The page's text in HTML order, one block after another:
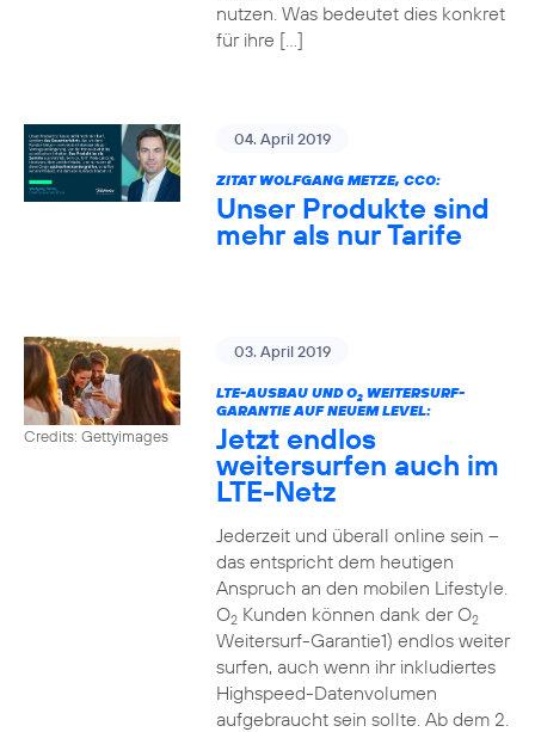
nutzen. Was bedeutet dies konkret
für ihre […]
04. April 2019
ZITAT WOLFGANG METZE, CCO:
Unser Produkte sind
mehr als nur Tarife
Credits: Gettyimages
03. April 2019
LTE-AUSBAU UND O2WEITERSURF-
GARANTIE AUF NEUEM LEVEL:
Jetzt endlos
weitersurfen auch im
LTE-Netz
Jederzeit und überall online sein –
das entspricht dem heutigen
Anspruch an den mobilen Lifestyle.
O2Kunden können dank der O2
Weitersurf-Garantie1) endlos weiter
surfen, auch wenn ihr inkludiertes
Highspeed-Datenvolumen
aufgebraucht sein sollte. Ab dem 2.